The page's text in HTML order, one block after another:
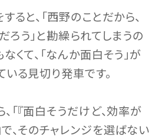
ると、「西野のことだから、
ろう」と勘繰られてしまうの
くて、「なんか面白そう」が
る見切り発車です。
「『面白そうだけど、効率が
、そのチャレンジを選ばない